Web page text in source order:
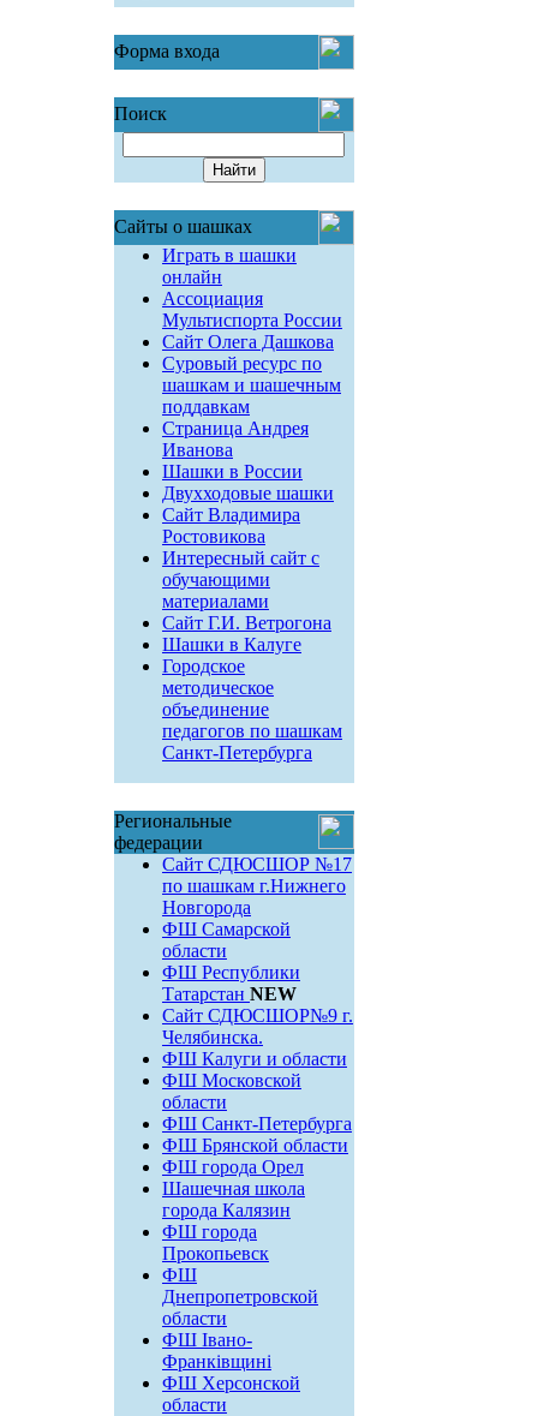
Форма входа
Поиск
Сайты о шашках
Играть в шашки
онлайн
Ассоциация
Мультиспорта России
Сайт Олега Дашкова
Суровый ресурс по
шашкам и шашечным
поддавкам
Страница Андрея
Иванова
Шашки в России
Двухходовые шашки
Сайт Владимира
Ростовикова
Интересный сайт с
обучающими
материалами
Сайт Г.И. Ветрогона
Шашки в Калуге
Городское
методическое
объединение
педагогов по шашкам
Санкт-Петербурга
Региональные
федерации
Сайт СДЮСШОР №17
по шашкам г.Нижнего
Новгорода
ФШ Самарской
области
ФШ Республики
Татарстан NEW
Сайт СДЮСШОР№9 г.
Челябинска.
ФШ Калуги и области
ФШ Московской
области
ФШ Санкт-Петербурга
ФШ Брянской области
ФШ города Орел
Шашечная школа
города Калязин
ФШ города
Прокопьевск
ФШ
Днепропетровской
области
ФШ Івано-
Франківщині
ФШ Херсонской
области